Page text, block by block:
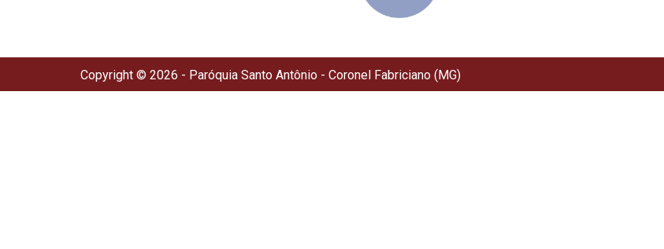
Copyright © 2026 - Paróquia Santo Antônio - Coronel Fabriciano (MG)